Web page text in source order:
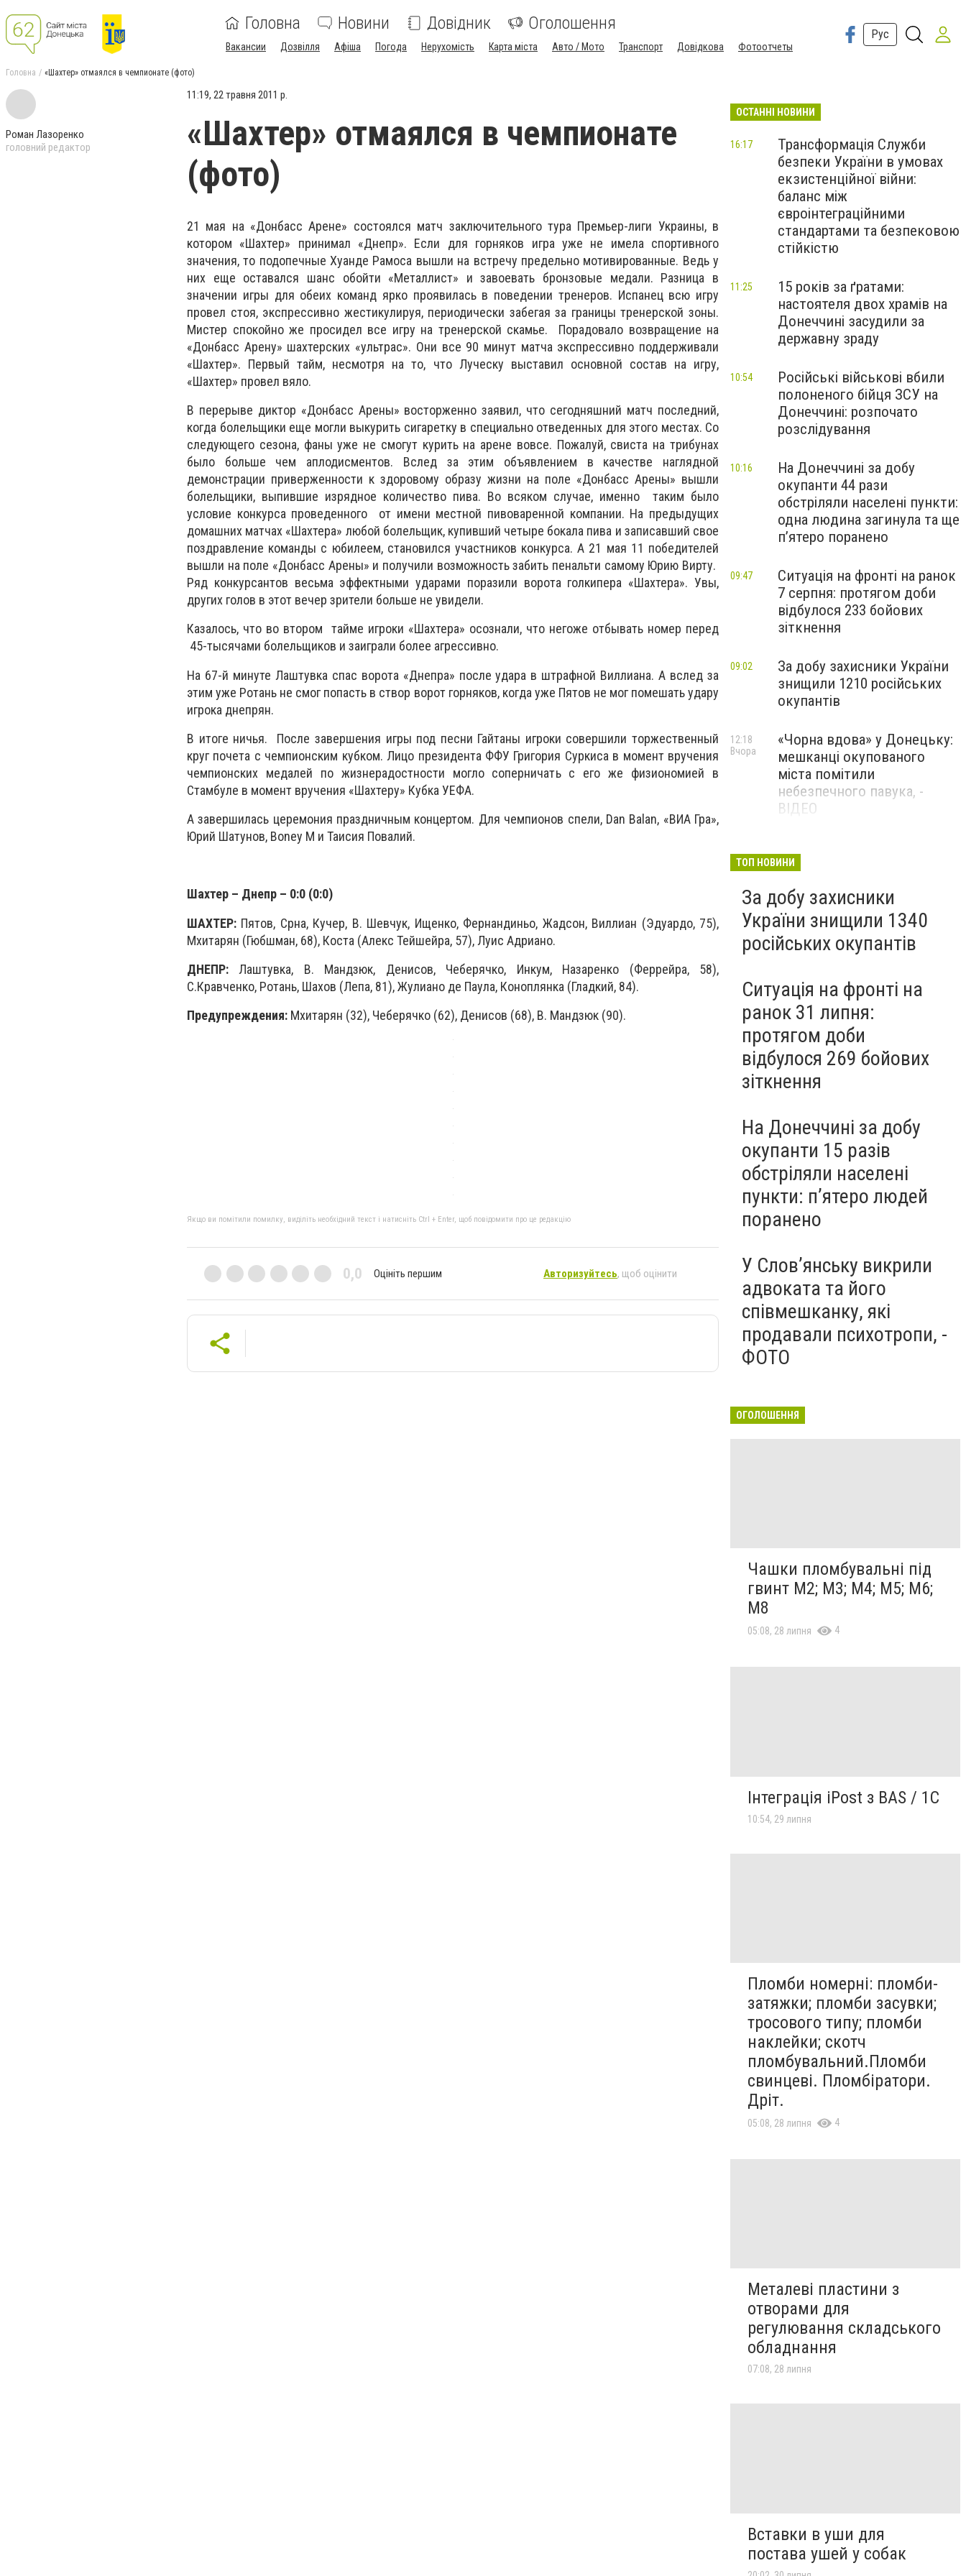
Головна Новини Довідник Оголошення
Вакансии Дозвілля Афіша Погода Нерухомість Карта міста Авто / Мото Транспорт Довідкова Фотоотчеты
Рус
Головна «Шахтер» отмаялся в чемпионате (фото)
Роман Лазоренко
головний редактор
11:19, 22 травня 2011 р.
«Шахтер» отмаялся в чемпионате
(фото)
21 мая на «Донбасс Арене» состоялся матч заключительного тура Премьер-лиги Украины, в
котором «Шахтер» принимал «Днепр». Если для горняков игра уже не имела спортивного
значения, то подопечные Хуанде Рамоса вышли на встречу предельно мотивированные. Ведь у
них еще оставался шанс обойти «Металлист» и завоевать бронзовые медали. Разница в
значении игры для обеих команд ярко проявилась в поведении тренеров. Испанец всю игру
провел стоя, экспрессивно жестикулируя, периодически забегая за границы тренерской зоны.
Мистер спокойно же просидел все игру на тренерской скамье. Порадовало возвращение на
«Донбасс Арену» шахтерских «ультрас». Они все 90 минут матча экспрессивно поддерживали
«Шахтер». Первый тайм, несмотря на то, что Луческу выставил основной состав на игру,
«Шахтер» провел вяло.
В перерыве диктор «Донбасс Арены» восторженно заявил, что сегодняшний матч последний,
когда болельщики еще могли выкурить сигаретку в специально отведенных для этого местах. Со
следующего сезона, фаны уже не смогут курить на арене вовсе. Пожалуй, свиста на трибунах
было больше чем аплодисментов. Вслед за этим объявлением в качестве наглядной
демонстрации приверженности к здоровому образу жизни на поле «Донбасс Арены» вышли
болельщики, выпившие изрядное количество пива. Во всяком случае, именно таким было
условие конкурса проведенного от имени местной пивоваренной компании. На предыдущих
домашних матчах «Шахтера» любой болельщик, купивший четыре бокала пива и записавший свое
поздравление команды с юбилеем, становился участников конкурса. А 21 мая 11 победителей
вышли на поле «Донбасс Арены» и получили возможность забить пенальти самому Юрию Вирту.
Ряд конкурсантов весьма эффектными ударами поразили ворота голкипера «Шахтера». Увы,
других голов в этот вечер зрители больше не увидели.
Казалось, что во втором тайме игроки «Шахтера» осознали, что негоже отбывать номер перед
45-тысячами болельщиков и заиграли более агрессивно.
На 67-й минуте Лаштувка спас ворота «Днепра» после удара в штрафной Виллиана. А вслед за
этим уже Ротань не смог попасть в створ ворот горняков, когда уже Пятов не мог помешать удару
игрока днепрян.
В итоге ничья. После завершения игры под песни Гайтаны игроки совершили торжественный
круг почета с чемпионским кубком. Лицо президента ФФУ Григория Суркиса в момент вручения
чемпионских медалей по жизнерадостности могло соперничать с его же физиономией в
Стамбуле в момент вручения «Шахтеру» Кубка УЕФА.
А завершилась церемония праздничным концертом. Для чемпионов спели, Dan Balan, «ВИА Гра»,
Юрий Шатунов, Boney M и Таисия Повалий.
Шахтер – Днепр – 0:0 (0:0)
ШАХТЕР: Пятов, Срна, Кучер, В. Шевчук, Ищенко, Фернандиньо, Жадсон, Виллиан (Эдуардо, 75),
Мхитарян (Гюбшман, 68), Коста (Алекс Тейшейра, 57), Луис Адриано.
ДНЕПР: Лаштувка, В. Мандзюк, Денисов, Чеберячко, Инкум, Назаренко (Феррейра, 58),
С.Кравченко, Ротань, Шахов (Лепа, 81), Жулиано де Паула, Коноплянка (Гладкий, 84).
Предупреждения: Мхитарян (32), Чеберячко (62), Денисов (68), В. Мандзюк (90).
Якщо ви помітили помилку, виділіть необхідний текст і натисніть Ctrl + Enter, щоб повідомити про це редакцію
0,0 Оцініть першим Авторизуйтесь, щоб оцінити
ОСТАННІ НОВИНИ
Трансформація Служби
безпеки України в умовах
екзистенційної війни:
баланс між
євроінтеграційними
стандартами та безпековою
стійкістю
16:17
15 років за ґратами:
настоятеля двох храмів на
Донеччині засудили за
державну зраду
11:25
Російські військові вбили
полоненого бійця ЗСУ на
Донеччині: розпочато
розслідування
10:54
На Донеччині за добу
окупанти 44 рази
обстріляли населені пункти:
одна людина загинула та ще
пʼятеро поранено
10:16
Ситуація на фронті на ранок
7 серпня: протягом доби
відбулося 233 бойових
зіткнення
09:47
За добу захисники України
знищили 1210 російських
окупантів
09:02
«Чорна вдова» у Донецьку:
мешканці окупованого
міста помітили
небезпечного павука, -
ВІДЕО
12:18
Вчора
засудили до 8 років
метадону
Вчора
ТОП НОВИНИ
За добу захисники
України знищили 1340
російських окупантів
Ситуація на фронті на
ранок 31 липня:
протягом доби
відбулося 269 бойових
зіткнення
На Донеччині за добу
окупанти 15 разів
обстріляли населені
пункти: пʼятеро людей
поранено
У Слов’янську викрили
адвоката та його
співмешканку, які
продавали психотропи, -
ФОТО
ОГОЛОШЕННЯ
Чашки пломбувальні під
гвинт М2; М3; М4; М5; М6;
М8
05:08, 28 липня 4
Інтеграція iPost з BAS / 1C
10:54, 29 липня
Пломби номерні: пломби-
затяжки; пломби засувки;
тросового типу; пломби
наклейки; скотч
пломбувальний.Пломби
свинцеві. Пломбіратори.
Дріт.
05:08, 28 липня 4
Металеві пластини з
отворами для
регулювання складського
обладнання
07:08, 28 липня
Вставки в уши для
постава ушей у собак